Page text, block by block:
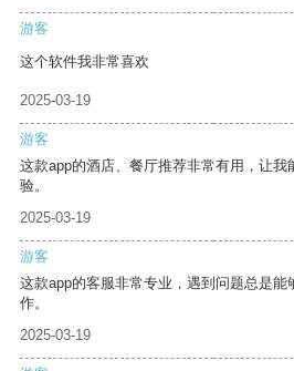
游客
这个软件我非常喜欢
2025-03-19
游客
这款app的酒店、餐厅推荐非常有用，让
验。
2025-03-19
游客
这款app的客服非常专业，遇到问题总是
作。
2025-03-19